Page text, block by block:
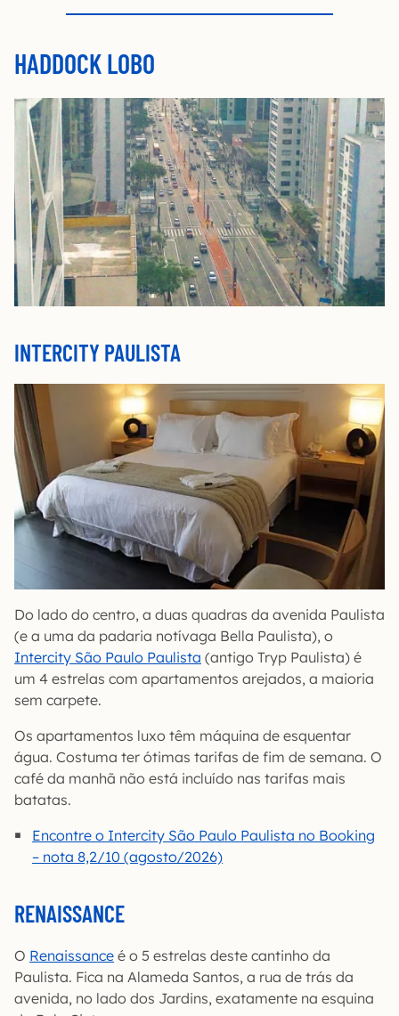
HADDOCK LOBO
INTERCITY PAULISTA
Do lado do centro, a duas quadras da avenida Paulista
(e a uma da padaria notívaga Bella Paulista), o
Intercity São Paulo Paulista (antigo Tryp Paulista) é
um 4 estrelas com apartamentos arejados, a maioria
sem carpete.
Os apartamentos luxo têm máquina de esquentar
água. Costuma ter ótimas tarifas de fim de semana. O
café da manhã não está incluído nas tarifas mais
batatas.
Encontre o Intercity São Paulo Paulista no Booking
– nota 8,2/10 (agosto/2026)
RENAISSANCE
O Renaissance é o 5 estrelas deste cantinho da
Paulista. Fica na Alameda Santos, a rua de trás da
avenida, no lado dos Jardins, exatamente na esquina